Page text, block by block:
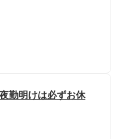
勤明けは必ずお休